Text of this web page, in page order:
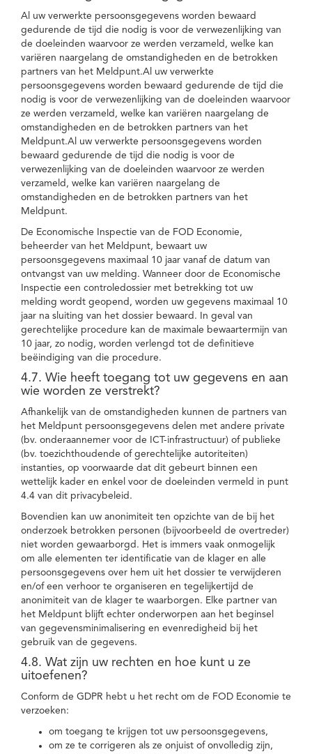
Al uw verwerkte persoonsgegevens worden bewaard
gedurende de tijd die nodig is voor de verwezenlijking van
de doeleinden waarvoor ze werden verzameld, welke kan
variëren naargelang de omstandigheden en de betrokken
partners van het Meldpunt.Al uw verwerkte
persoonsgegevens worden bewaard gedurende de tijd die
nodig is voor de verwezenlijking van de doeleinden waarvoor
ze werden verzameld, welke kan variëren naargelang de
omstandigheden en de betrokken partners van het
Meldpunt.Al uw verwerkte persoonsgegevens worden
bewaard gedurende de tijd die nodig is voor de
verwezenlijking van de doeleinden waarvoor ze werden
verzameld, welke kan variëren naargelang de
omstandigheden en de betrokken partners van het
Meldpunt.
De Economische Inspectie van de FOD Economie,
beheerder van het Meldpunt, bewaart uw
persoonsgegevens maximaal 10 jaar vanaf de datum van
ontvangst van uw melding. Wanneer door de Economische
Inspectie een controledossier met betrekking tot uw
melding wordt geopend, worden uw gegevens maximaal 10
jaar na sluiting van het dossier bewaard. In geval van
gerechtelijke procedure kan de maximale bewaartermijn van
10 jaar, zo nodig, worden verlengd tot de definitieve
beëindiging van die procedure.
4.7. Wie heeft toegang tot uw gegevens en aan
wie worden ze verstrekt?
Afhankelijk van de omstandigheden kunnen de partners van
het Meldpunt persoonsgegevens delen met andere private
(bv. onderaannemer voor de ICT-infrastructuur) of publieke
(bv. toezichthoudende of gerechtelijke autoriteiten)
instanties, op voorwaarde dat dit gebeurt binnen een
wettelijk kader en enkel voor de doeleinden vermeld in punt
4.4 van dit privacybeleid.
Bovendien kan uw anonimiteit ten opzichte van de bij het
onderzoek betrokken personen (bijvoorbeeld de overtreder)
niet worden gewaarborgd. Het is immers vaak onmogelijk
om alle elementen ter identificatie van de klager en alle
persoonsgegevens over hem uit het dossier te verwijderen
en/of een verhoor te organiseren en tegelijkertijd de
anonimiteit van de klager te waarborgen. Elke partner van
het Meldpunt blijft echter onderworpen aan het beginsel
van gegevensminimalisering en evenredigheid bij het
gebruik van de gegevens.
4.8. Wat zijn uw rechten en hoe kunt u ze
uitoefenen?
Conform de GDPR hebt u het recht om de FOD Economie te
verzoeken:
om toegang te krijgen tot uw persoonsgegevens,
om ze te corrigeren als ze onjuist of onvolledig zijn,